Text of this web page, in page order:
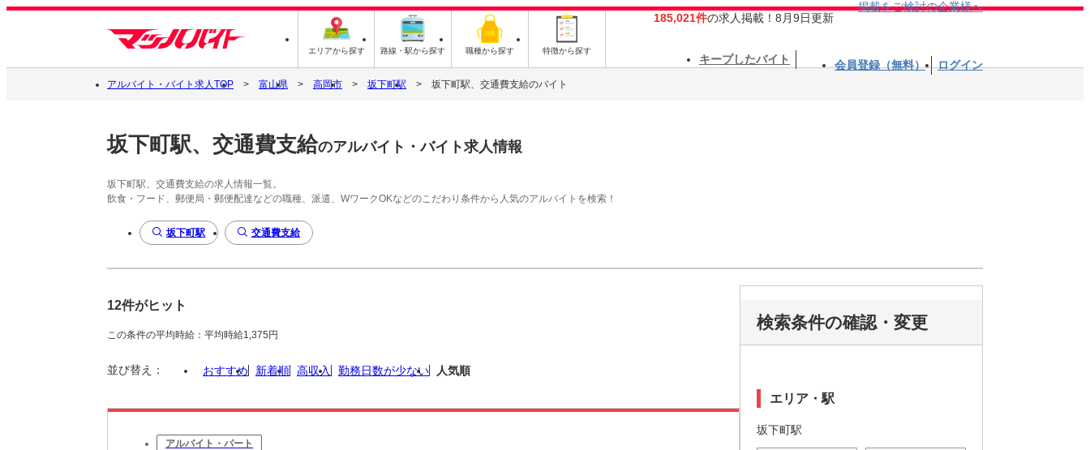
エリアから探す 路線・駅から探す 職種から探す 特徴から探す
185,021件の求人掲載！8月9日更新
掲載をご検討の企業様へ
キープしたバイト 会員登録（無料） ログイン
アルバイト・バイト求人TOP 富山県 高岡市 坂下町駅 坂下町駅、交通費支給のバイト
坂下町駅、交通費支給のアルバイト・バイト求人情報
坂下町駅、交通費支給の求人情報一覧。
飲食・フード、郵便局・郵便配達などの職種、派遣、WワークOKなどのこだわり条件から人気のアルバイトを検索！
坂下町駅 交通費支給
12件がヒット
この条件の平均時給：平均時給1,375円
並び替え： おすすめ 新着順 高収入 勤務日数が少ない 人気順
アルバイト・パート
検索条件の確認・変更
エリア・駅
坂下町駅